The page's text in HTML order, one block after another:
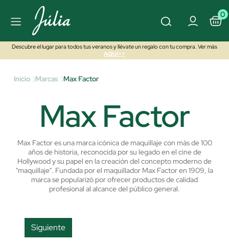
0
Descubre el lugar para todos tus veranos y llévate un regalo con tu compra. Ver más
AQUÍ>>
Inicio Marcas Max Factor
Max Factor
Max Factor es una marca icónica de maquillaje con más de 100
años de historia, reconocida por su legado en el cine de
Hollywood y su papel en la creación del concepto moderno de
"maquillaje". Fundada por el maquillador Max Factor en 1909, la
marca se popularizó por ofrecer productos de calidad
profesional al alcance del público general.
Siguiente